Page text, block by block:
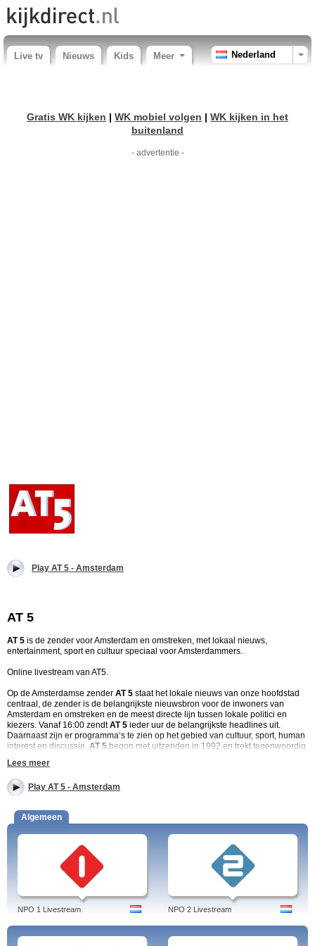
Live tv Nieuws Kids Meer Nederland
Gratis WK kijken | WK mobiel volgen | WK kijken in het
buitenland
- advertentie -
Play AT 5 - Amsterdam
AT 5
AT 5 is de zender voor Amsterdam en omstreken, met lokaal nieuws,
entertainment, sport en cultuur speciaal voor Amsterdammers.
Online livestream van AT5.
Op de Amsterdamse zender AT 5 staat het lokale nieuws van onze hoofdstad
centraal, de zender is de belangrijkste nieuwsbron voor de inwoners van
Amsterdam en omstreken en de meest directe lijn tussen lokale politici en
kiezers. Vanaf 16:00 zendtAT 5 ieder uur de belangrijkste headlines uit.
Daarnaast zijn er programma’s te zien op het gebied van cultuur, sport, human
interest en discussie. AT 5 begon met uitzenden in 1992 en trekt tegenwoordig
belangrijkste aandeelhouder in de omroep, maar sinds 2012 is AT 5 eigendom
van Het Parool, RTV Noord Holland en de AVRO. De uitzendingen van AT 5
zijn live op de site te volgen en daarnaast kun je eerder uitgezonden
programma’s terugkijken.
Tags: at 5, app, at5 live, programma, overval, gemist, nu, pegida, vacatures,
stadsnomaden, nieuws
AT5 - Belangrijkste tv-programma’s:
zendt dagelijks vanaf 16:00 uur het nieuws uit over Amsterdam
en omstreken. De uitzending wordt ieder uur herhaald op AT5, met een korte
samenvatting op het halve uur.
020 Vandaagis een samenvatting van de belangrijkste gebeurtenissen van de
dag in Amsterdam. Het programma is gebaseerd op de nieuwsberichten in 020
Live, dat de hele dag door het laatste nieuws uit de hoofdstad brengt.
Lees meer
Play AT 5 - Amsterdam
Algemeen
NPO 1 Livestream NPO 2 Livestream